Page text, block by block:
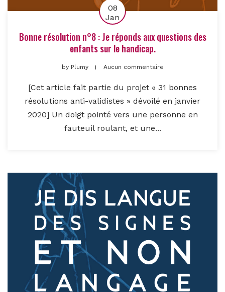
08
Jan
Bonne résolution n°8 : Je réponds aux questions des
enfants sur le handicap.
byPlumy Aucun commentaire
[Cet article fait partie du projet « 31 bonnes
résolutions anti-validistes » dévoilé en janvier
2020] Un doigt pointé vers une personne en
fauteuil roulant, et une...